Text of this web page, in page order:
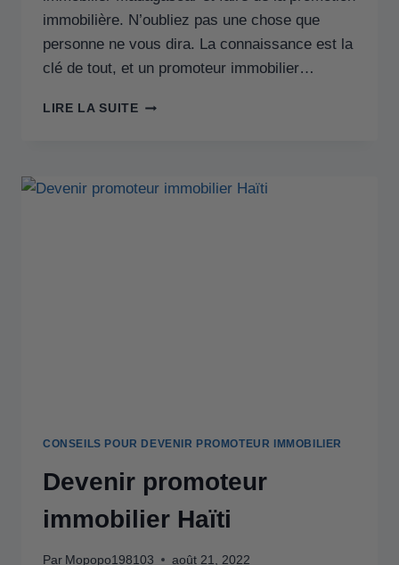
immobilière. N’oubliez pas une chose que
personne ne vous dira. La connaissance est la
clé de tout, et un promoteur immobilier…
LIRE LA SUITE
CONSEILS POUR DEVENIR PROMOTEUR IMMOBILIER
Devenir promoteur
immobilier Haïti
Par Mopopo198103 août 21, 2022